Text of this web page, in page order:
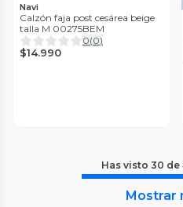
Navi
Calzón faja post cesárea beige
talla M 00275BEM
0(0)
$14.990
Has visto 30 de
Mostrar